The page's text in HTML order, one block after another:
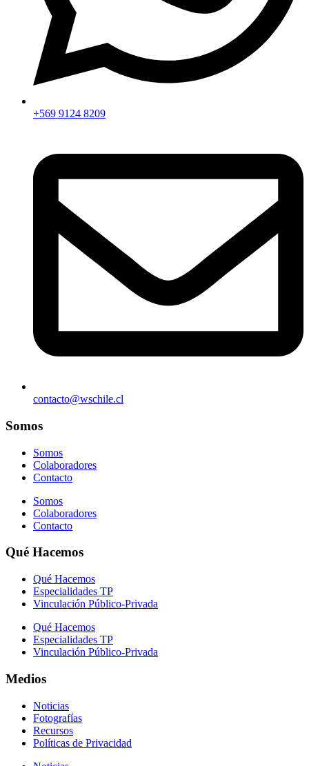
+569 9124 8209
contacto@wschile.cl
Somos
Somos
Colaboradores
Contacto
Somos
Colaboradores
Contacto
Qué Hacemos
Qué Hacemos
Especialidades TP
Vinculación Público-Privada
Qué Hacemos
Especialidades TP
Vinculación Público-Privada
Medios
Noticias
Fotografías
Recursos
Políticas de Privacidad